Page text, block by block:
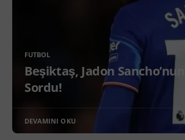
FUTBOL
Beşiktaş, Jadon
Sordu!
DEVAMINI OKU